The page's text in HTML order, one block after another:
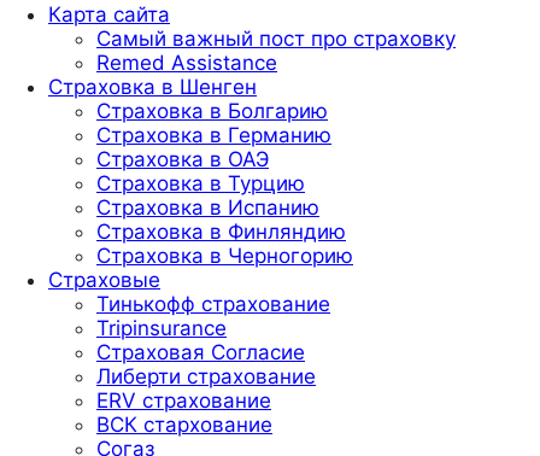
Карта сайта
Самый важный пост про страховку
Remed Assistance
Страховка в Шенген
Страховка в Болгарию
Страховка в Германию
Страховка в ОАЭ
Страховка в Турцию
Страховка в Испанию
Страховка в Финляндию
Страховка в Черногорию
Страховые
Тинькофф страхование
Tripinsurance
Страховая Согласие
Либерти страхование
ERV страхование
ВСК стархование
Согаз